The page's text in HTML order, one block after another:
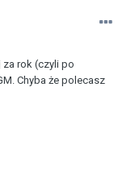
za rok (czyli po
Chyba że polecasz